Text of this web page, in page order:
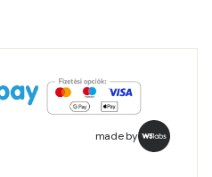
Resin-yellow A
made by